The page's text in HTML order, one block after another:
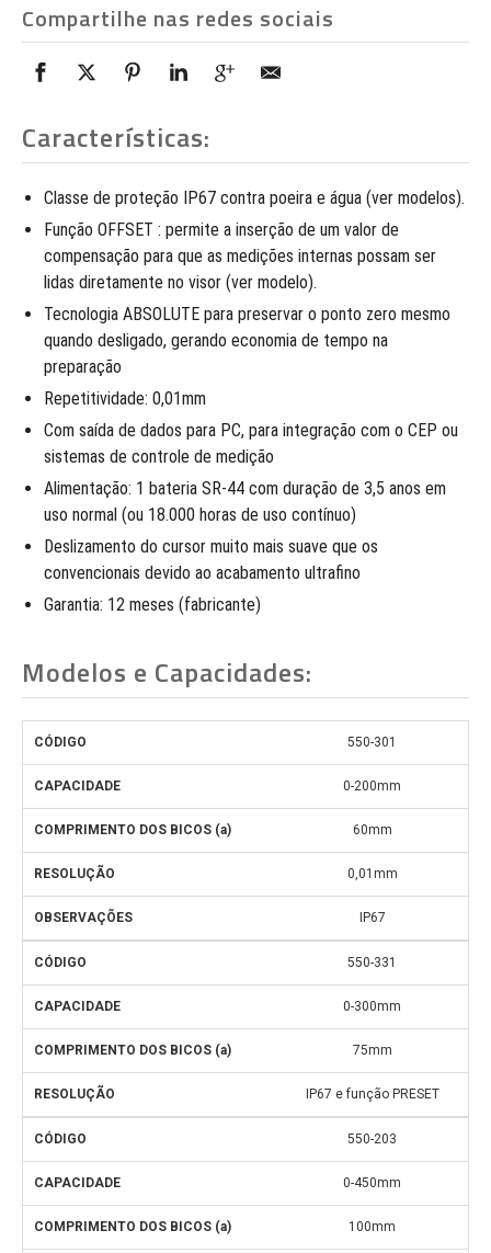
Compartilhe nas redes sociais
Características:
Classe de proteção IP67 contra poeira e água (ver modelos).
Função OFFSET : permite a inserção de um valor de
compensação para que as medições internas possam ser
lidas diretamente no visor (ver modelo).
Tecnologia ABSOLUTE para preservar o ponto zero mesmo
quando desligado, gerando economia de tempo na
preparação
Repetitividade: 0,01mm
Com saída de dados para PC, para integração com o CEP ou
sistemas de controle de medição
Alimentação: 1 bateria SR-44 com duração de 3,5 anos em
uso normal (ou 18.000 horas de uso contínuo)
Deslizamento do cursor muito mais suave que os
convencionais devido ao acabamento ultrafino
Garantia: 12 meses (fabricante)
Modelos e Capacidades:
550-301
0-200mm
60mm
0,01mm
IP67
550-331
0-300mm
75mm
IP67 e função PRESET
550-203
0-450mm
100mm